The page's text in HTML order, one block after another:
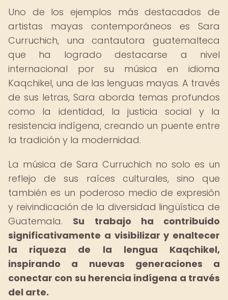
Uno de los ejemplos más destacados de
artistas mayas contemporáneos es Sara
Curruchich, una cantautora guatemalteca
que ha logrado destacarse a nivel
internacional por su música en idioma
Kaqchikel, una de las lenguas mayas. A través
de sus letras, Sara aborda temas profundos
como la identidad, la justicia social y la
resistencia indígena, creando un puente entre
la tradición y la modernidad.
La música de Sara Curruchich no solo es un
reflejo de sus raíces culturales, sino que
también es un poderoso medio de expresión
y reivindicación de la diversidad lingüística de
Guatemala. Su trabajo ha contribuido
significativamente a visibilizar y enaltecer
la riqueza de la lengua Kaqchikel,
inspirando a nuevas generaciones a
conectar con su herencia indígena a través
del arte.